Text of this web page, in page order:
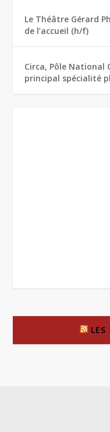
Le Théâtre Gérard
de l’accueil (h/f)
Circa, Pôle National
principal spécialité
LES